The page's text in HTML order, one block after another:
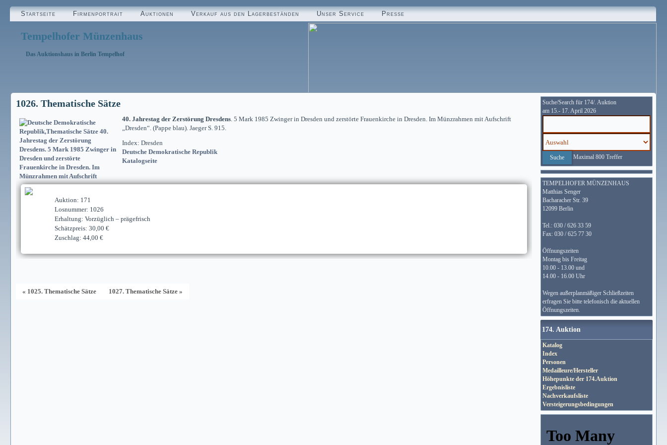
Startseite Firmenportrait Auktionen Verkauf aus den Lagerbeständen Unser Service Presse
Tempelhofer Münzenhaus
Das Auktionshaus in Berlin Tempelhof
1026. Thematische Sätze
40. Jahrestag der Zerstörung Dresdens. 5 Mark 1985 Zwinger in Dresden und zerstörte Frauenkirche in Dresden. Im Münzrahmen mit Aufschrift
„Dresden“. (Pappe blau). Jaeger S. 915.
Index: Dresden
Deutsche Demokratische Republik
Katalogseite
Auktion: 171
Losnummer: 1026
Erhaltung: Vorzüglich – prägefrisch
Schätzpreis: 30,00 €
Zuschlag: 44,00 €
« 1025. Thematische Sätze 1027. Thematische Sätze »
Suche/Search für 174/. Auktion
am 15.- 17. April 2026
Maximal 800 Treffer
TEMPELHOFER MÜNZENHAUS
Matthias Senger
Bacharacher Str. 39
12099 Berlin
Tel.: 030 / 626 33 59
Fax: 030 / 625 77 30
Öffnungszeiten
Montag bis Freitag
10.00 - 13.00 und
14.00 - 16.00 Uhr
Wegen außerplanmäßiger Schließzeiten
erfragen Sie bitte telefonisch die aktuellen
Öffnungszeiten.
174. Auktion
Katalog
Index
Personen
Medailleure/Hersteller
Höhepunkte der 174.Auktion
Ergebnisliste
Nachverkaufsliste
Versteigerungsbedingungen